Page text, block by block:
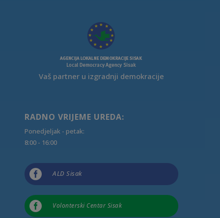
Vaš partner u izgradnji demokracije
RADNO VRIJEME UREDA:
Ponedjeljak - petak:
8:00 - 16:00
 ALD Sisak
 Volonterski Centar Sisak